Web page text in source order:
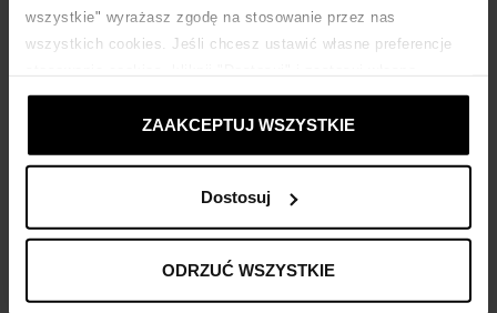
wszystkie" wyrażasz zgodę na stosowanie przez nas
wszystkich cookies. Jeśli chcesz ustawić własne preferencje
ustawienia prywatności.
ZAAKCEPTUJ WSZYSTKIE
Dostosuj
ODRZUĆ WSZYSTKIE
+720 punktówzyskujesz w Klubie Korzyści Sprawdź
Kup teraz, Zapłać później!
Opis produktu
Materiał